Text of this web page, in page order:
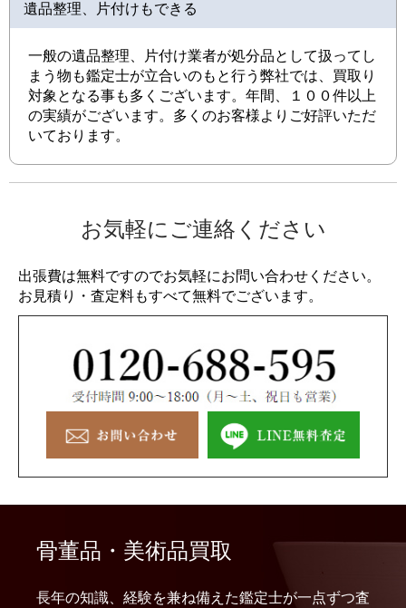
遺品整理、片付けもできる
一般の遺品整理、片付け業者が処分品として扱ってし
まう物も鑑定士が立合いのもと行う弊社では、買取り
対象となる事も多くございます。年間、１００件以上
の実績がございます。多くのお客様よりご好評いただ
いております。
お気軽にご連絡ください
出張費は無料ですのでお気軽にお問い合わせください。
お見積り・査定料もすべて無料でございます。
骨董品・美術品買取
長年の知識、経験を兼ね備えた鑑定士が一点ずつ査